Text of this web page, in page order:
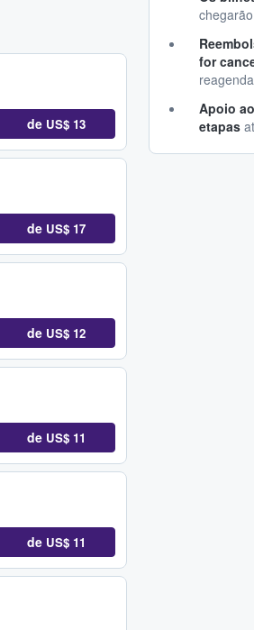
de US$ 13
de US$ 17
de US$ 12
de US$ 11
de US$ 11
for
Apoio
etapas